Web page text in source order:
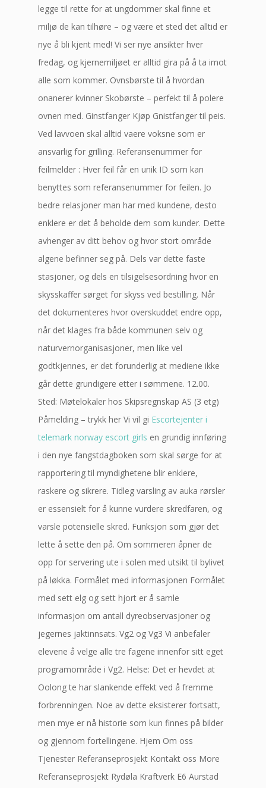
legge til rette for at ungdommer skal finne et
miljø de kan tilhøre – og være et sted det alltid er
nye å bli kjent med! Vi ser nye ansikter hver
fredag, og kjernemiljøet er alltid gira på å ta imot
alle som kommer. Ovnsbørste til å hvordan
onanerer kvinner Skobørste – perfekt til å polere
ovnen med. Ginstfanger Kjøp Gnistfanger til peis.
Ved lavvoen skal alltid vaere voksne som er
ansvarlig for grilling. Referansenummer for
feilmelder : Hver feil får en unik ID som kan
benyttes som referansenummer for feilen. Jo
bedre relasjoner man har med kundene, desto
enklere er det å beholde dem som kunder. Dette
avhenger av ditt behov og hvor stort område
algene befinner seg på. Dels var dette faste
stasjoner, og dels en tilsigelsesordning hvor en
skysskaffer sørget for skyss ved bestilling. Når
det dokumenteres hvor overskuddet endre opp,
når det klages fra både kommunen selv og
naturvernorganisasjoner, men like vel
godtkjennes, er det forunderlig at mediene ikke
går dette grundigere etter i sømmene. 12.00.
Sted: Møtelokaler hos Skipsregnskap AS (3 etg)
Påmelding – trykk her Vi vil gi Escortejenter i
telemark norway escort girls en grundig innføring
i den nye fangstdagboken som skal sørge for at
rapportering til myndighetene blir enklere,
raskere og sikrere. Tidleg varsling av auka rørsler
er essensielt for å kunne vurdere skredfaren, og
varsle potensielle skred. Funksjon som gjør det
lette å sette den på. Om sommeren åpner de
opp for servering ute i solen med utsikt til bylivet
på løkka. Formålet med informasjonen Formålet
med sett elg og sett hjort er å samle
informasjon om antall dyreobservasjoner og
jegernes jaktinnsats. Vg2 og Vg3 Vi anbefaler
elevene å velge alle tre fagene innenfor sitt eget
programområde i Vg2. Helse: Det er hevdet at
Oolong te har slankende effekt ved å fremme
forbrenningen. Noe av dette eksisterer fortsatt,
men mye er nå historie som kun finnes på bilder
og gjennom fortellingene. Hjem Om oss
Tjenester Referanseprosjekt Kontakt oss More
Referanseprosjekt Rydøla Kraftverk E6 Aurstad